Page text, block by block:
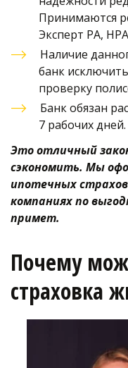
Принимаются
Эксперт РА,
Наличие
банк
проверку
Банк обязан
7 рабочих дней.
Это отличный
сэкономить. Мы
ипотечных
компаниях по
примет.
Почему
страховка